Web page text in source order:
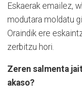
Eskaerak emailez,
modutara moldatu
Oraindik ere
zerbitzu hori.
Zeren salmenta
akaso?